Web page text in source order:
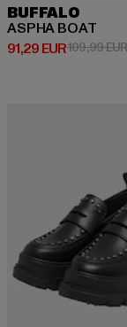
BUFFALO
ASPHA BOAT
91,29 EUR
Derzeitiger Preis:
109,99 EUR